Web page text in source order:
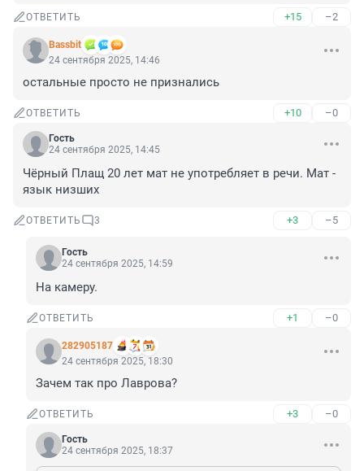
ОТВЕТИТЬ +15 –2
Bassbit
24 сентября 2025, 14:46
остальные просто не признались
ОТВЕТИТЬ +10 –0
Гость
24 сентября 2025, 14:45
Чёрный Плащ 20 лет мат не употребляет в речи. Мат -
язык низших
ОТВЕТИТЬ 3 +3 –5
Гость
24 сентября 2025, 14:59
На камеру.
ОТВЕТИТЬ +1 –0
282905187
24 сентября 2025, 18:30
Зачем так про Лаврова?
ОТВЕТИТЬ +3 –0
Гость
24 сентября 2025, 18:37